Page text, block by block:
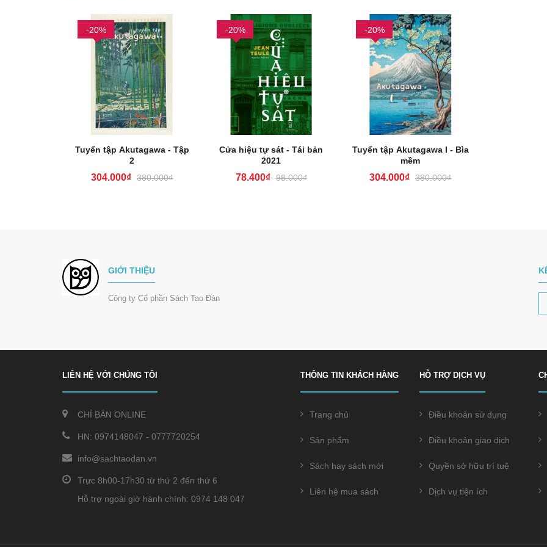
-20%
Tuyển tập Akutagawa - Tập
2
304.000₫ 380.000₫
-20%
Cửa hiệu tự sát - Tái bản
2021
78.400₫ 98.000₫
-20%
Tuyển tập Akutagawa I - Bìa
mềm
304.000₫ 380.000₫
GIỚI THIỆU
Công ty Cổ phần Sách Tao Đàn
LIÊN HỆ VỚI CHÚNG TÔI
CHỈ BÁN ONLINE
HN: 0974148047 - 0777720254
info@sachtaodan.vn
Trực 8h00-17h30 từ thứ 2 đến thứ 6
Hỗ trợ ngoài giờ hành chính: 0974 148 047
THÔNG TIN KHÁCH HÀNG
Trang chủ
Sản phẩm
Sách hay sách mới
Liên hệ mua sách
HỖ TRỢ DỊCH VỤ
Điều khoản sử dụng
Điều khoản giao dịch
Quyền sở hữu trí tuệ
Dịch vụ tiện ích